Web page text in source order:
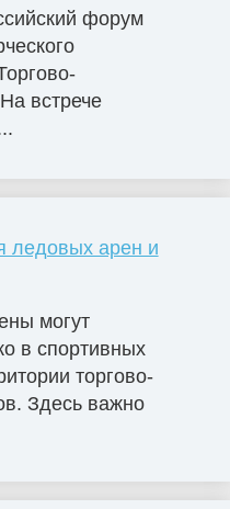
форум
встрече
ледовых арен и
могут
в спортивных
торгово-
Здесь важно